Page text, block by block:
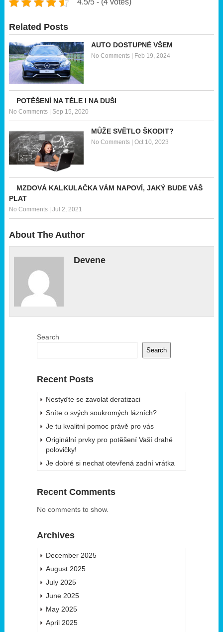
4.5/5 - (4 votes)
Related Posts
AUTO DOSTUPNÉ VŠEM
No Comments| Feb 19, 2024
POTĚŠENÍ NA TĚLE I NA DUŠI
No Comments| Sep 15, 2020
MŮŽE SVĚTLO ŠKODIT?
No Comments| Oct 10, 2023
MZDOVÁ KALKULAČKA VÁM NAPOVÍ, JAKÝ BUDE VÁŠ
PLAT
No Comments| Jul 2, 2021
About The Author
Devene
Search
Search
Recent Posts
Nestyďte se zavolat deratizaci
Sníte o svých soukromých lázních?
Je tu kvalitní pomoc právě pro vás
Originální prvky pro potěšení Vaší drahé
polovičky!
Je dobré si nechat otevřená zadní vrátka
Recent Comments
No comments to show.
Archives
December 2025
August 2025
July 2025
June 2025
May 2025
April 2025